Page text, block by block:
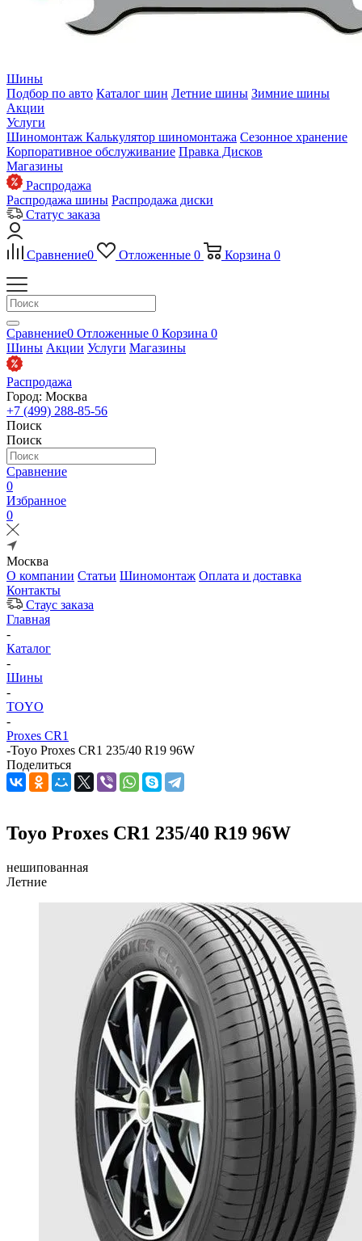
Шины
Подбор по авто Каталог шин Летние шины Зимние шины
Акции
Услуги
Шиномонтаж Калькулятор шиномонтажа Сезонное хранение
Корпоративное обслуживание Правка Дисков
Магазины
Распродажа
Распродажа шины Распродажа диски
Статус заказа
Сравнение0 Отложенные 0 Корзина 0
Сравнение0 Отложенные 0 Корзина 0
Шины Акции Услуги Магазины
Распродажа
Город: Москва
+7 (499) 288-85-56
Поиск
Поиск
Сравнение
0
Избранное
0
Москва
О компании Статьи Шиномонтаж Оплата и доставка
Контакты
Стаус заказа
Главная
-
Каталог
-
Шины
-
TOYO
-
Proxes CR1
-Toyo Proxes CR1 235/40 R19 96W
Поделиться
Toyo Proxes CR1 235/40 R19 96W
нешипованная
Летние